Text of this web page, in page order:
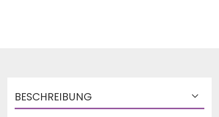
BESCHREIBUNG